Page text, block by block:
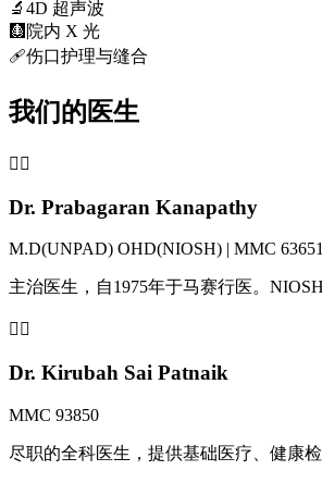
🔬 4D 超声波
🩻 院内 X 光
🩹伤口护理与缝合
我们的医生
👨‍⚕️
Dr. Prabagaran Kanapathy
M.D(UNPAD) OHD(NIOSH) | MMC 63651
主治医生，自1975年于马赛行医。
👩‍⚕️
Dr. Kirubah Sai Patnaik
MMC 93850
尽职的全科医生，提供基础医疗、健康